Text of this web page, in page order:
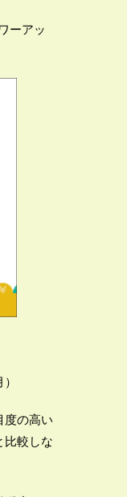
ーアッ
度の高い
比較しな